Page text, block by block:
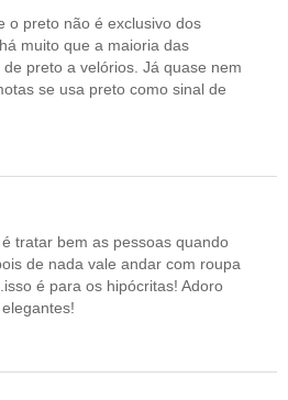
o preto não é exclusivo dos
muito que a maioria das
preto a velórios. Já quase nem
se usa preto como sinal de
tratar bem as pessoas quando
de nada vale andar com roupa
é para os hipócritas! Adoro